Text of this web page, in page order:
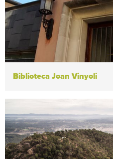
Biblioteca Joan Vinyoli